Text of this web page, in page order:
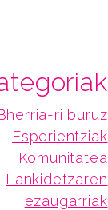
ri buruz
Esperientziak
Komunitatea
Lankidetzaren
ezaugarriak